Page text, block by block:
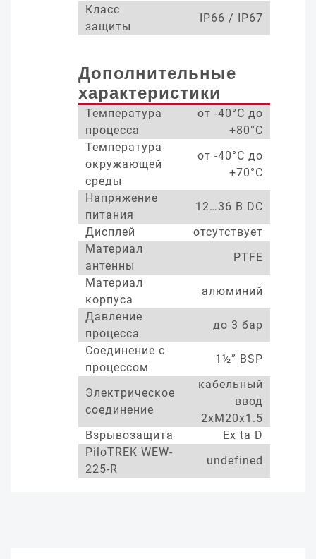
Класс
защиты
IP66 / IP67
Дополнительные
характеристики
Температура
процесса
от -40°С до
+80°С
Температура
окружающей
среды
от -40°С до
+70°С
Напряжение
питания
12…36 В DC
Дисплей
отсутствует
Материал
антенны
PTFE
Материал
корпуса
алюминий
Давление
процесса
до 3 бар
Соединение с
процессом
1½” BSP
Электрическое
соединение
кабельный
ввод
2xM20x1.5
Взрывозащита
Ex ta D
PiloTREK WEW-
225-R
undefined